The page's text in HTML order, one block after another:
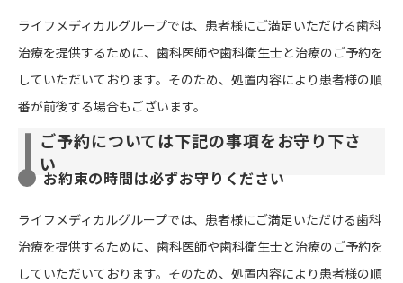
ライフメディカルグループでは、患者様にご満足いただける歯科
治療を提供するために、歯科医師や歯科衛生士と治療のご予約を
していただいております。そのため、処置内容により患者様の順
番が前後する場合もございます。
ご予約については下記の事項をお守り下さ
い
お約束の時間は必ずお守りください
ライフメディカルグループでは、患者様にご満足いただける歯科
治療を提供するために、歯科医師や歯科衛生士と治療のご予約を
していただいております。そのため、処置内容により患者様の順